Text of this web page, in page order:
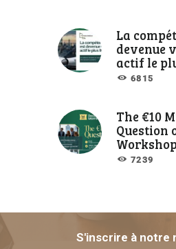
La
devenue
actif le
6815
The €10
Question
7239
S'inscrire à notre